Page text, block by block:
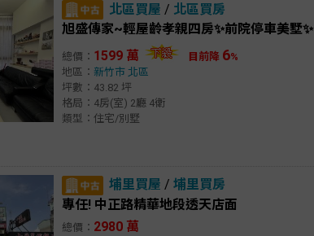
北區買屋 / 北區買房
旭盛傳家~輕屋齡孝親四房✨前院停車美墅✨
總價： 1599 萬 目前降 6%
地區： 新竹市 北區
坪數：43.82 坪
格局：4房(室) 2廳 4衛
類型：住宅/別墅
埔里買屋 / 埔里買房
專任! 中正路精華地段透天店面
總價： 2980 萬